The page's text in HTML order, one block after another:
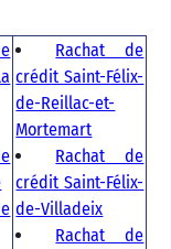
Rachat de
crédit Saint-Félix-
de-Reillac-et-
Mortemart
Rachat de
crédit Saint-Félix-
de-Villadeix
Rachat de